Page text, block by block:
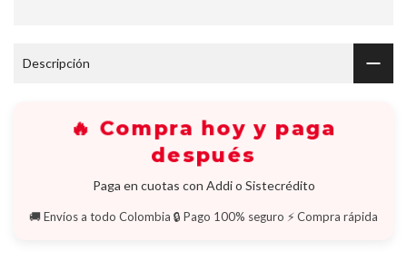
Descripción
🔥 Compra hoy y paga
después
Paga en cuotas con Addi o Sistecrédito
🚚 Envíos a todo Colombia 🔒 Pago 100% seguro ⚡ Compra rápida